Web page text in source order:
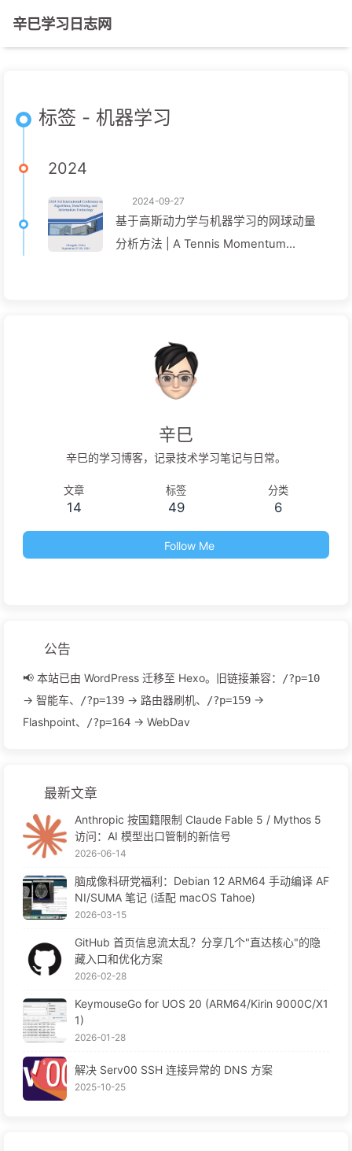
辛巳学习日志网
标签 - 机器学习
2024
2024-09-27
基于高斯动力学与机器学习的网球动量
分析方法 | A Tennis Momentum
辛巳
辛巳的学习博客，记录技术学习笔记与日常。
文章
14
标签
49
分类
6
Follow Me
公告
📢 本站已由 WordPress 迁移至 Hexo。旧链接兼容： /?p=10
→ 智能车、 /?p=139 → 路由器刷机、 /?p=159 →
Flashpoint、
/?p=164 → WebDav
最新文章
Anthropic 按国籍限制 Claude Fable 5 / Mythos 5
访问：AI 模型出口管制的新信号
2026-06-14
脑成像科研党福利：Debian 12 ARM64 手动编译 AF
NI/SUMA 笔记 (适配 macOS Tahoe)
2026-03-15
GitHub 首页信息流太乱？分享几个"直达核心"的隐
藏入口和优化方案
2026-02-28
KeymouseGo for UOS 20 (ARM64/Kirin 9000C/X1
1)
2026-01-28
解决 Serv00 SSH 连接异常的 DNS 方案
2025-10-25